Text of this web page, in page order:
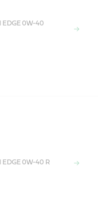
EDGE 0W-40
EDGE 0W-40 R